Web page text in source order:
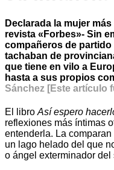
Declarada la mujer
revista «Forbes»- Sin
compañeros de
tachaban de
que tiene en vilo a
hasta a sus propios
Sánchez [Este artículo
El libro Así espero
reflexiones más íntimas
entenderla. La
un lago helado del que
o ángel exterminador